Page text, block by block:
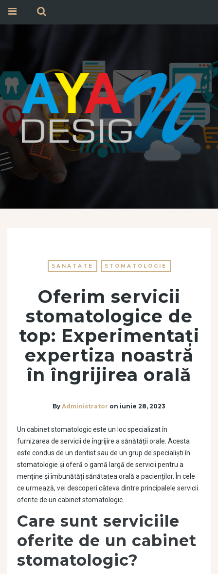
SANATATE STOMATOLOGIE
Oferim servicii
stomatologice de
top: Experimentați
expertiza noastră
în îngrijirea orală
By Administrator on iunie 28, 2023
Un cabinet stomatologic este un loc specializat în
furnizarea de servicii de îngrijire a sănătății orale. Acesta
este condus de un dentist sau de un grup de specialiști în
stomatologie și oferă o gamă largă de servicii pentru a
menține și îmbunătăți sănătatea orală a pacienților. În cele
ce urmează, vei descoperi câteva dintre principalele servicii
oferite de un cabinet stomatologic.
Care sunt serviciile
oferite de un cabinet
stomatologic?